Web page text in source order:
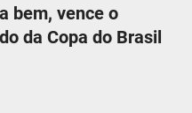
bem, vence o
da Copa do Brasil